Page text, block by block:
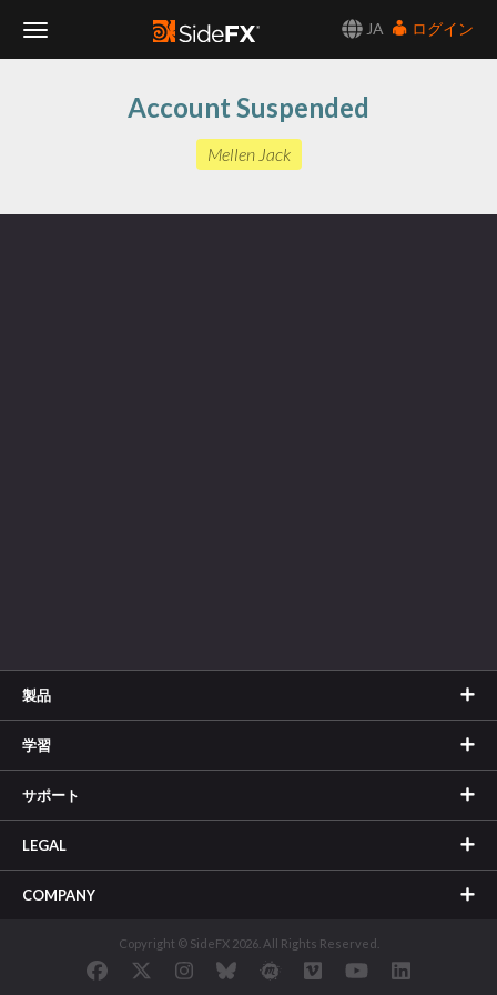
JA
ログイン
Account Suspended
Mellen Jack
製品
学習
サポート
LEGAL
COMPANY
Copyright © SideFX 2026. All Rights Reserved.